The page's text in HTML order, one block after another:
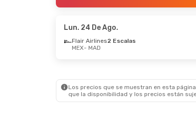
- Vie. 25 De Sep.
Lun. 24 De Ago.
Flair Airlines2 Escalas
MEX- MAD
Los precios que se muestran en esta
que la disponibilidad y los precios están